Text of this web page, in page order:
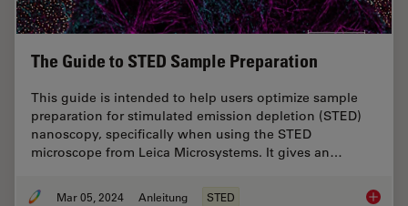
The Guide to STED Sample Preparation
This guide is intended to help users optimize sample
preparation for stimulated emission depletion (STED)
nanoscopy, specifically when using the STED
microscope from Leica Microsystems. It gives an…
Mar 05, 2024 Anleitung STED The